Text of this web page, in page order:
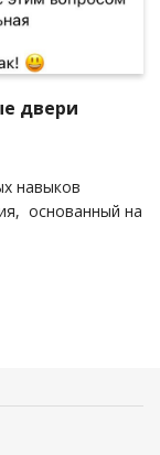
двери
навыков
основанный на